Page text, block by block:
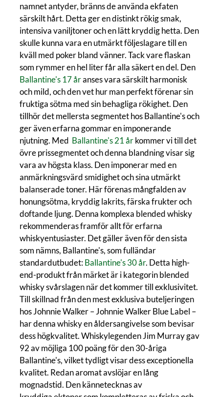
namnet antyder, bränns de använda ekfaten
särskilt hårt. Detta ger en distinkt rökig smak,
intensiva vaniljtoner och en lätt kryddig hetta. Den
skulle kunna vara en utmärkt följeslagare till en
kväll med poker bland vänner. Tack vare flaskan
som rymmer en hel liter får alla säkert en del. Den
Ballantine's 17 åranses vara särskilt harmonisk
och mild, och den vet hur man perfekt förenar sin
fruktiga sötma med sin behagliga rökighet. Den
tillhör det mellersta segmentet hos Ballantine's och
ger även erfarna gommar en imponerande
njutning. Med Ballantine's 21 årkommer vi till det
övre prissegmentet och denna blandning visar sig
vara av högsta klass. Den imponerar med en
anmärkningsvärd smidighet och sina utmärkt
balanserade toner. Här förenas mångfalden av
honungsötma, kryddig lakrits, färska frukter och
doftande ljung. Denna komplexa blended whisky
rekommenderas framför allt för erfarna
whiskyentusiaster. Det gäller även för den sista
som nämns, Ballantine's, som fulländar
standardutbudet:Ballantine's 30 år. Detta high-
end-produkt från märket är i kategorin blended
whisky svårslagen när det kommer till exklusivitet.
Till skillnad från den mest exklusiva buteljeringen
hos Johnnie Walker – Johnnie Walker Blue Label –
har denna whisky en åldersangivelse som bevisar
dess högkvalitet. Whiskylegenden Jim Murray gav
92 av möjliga 100 poäng för den 30-åriga
Ballantine's, vilket tydligt visar dess exceptionella
kvalitet. Redan aromat avslöjar en lång
mognadstid. Den kännetecknas av